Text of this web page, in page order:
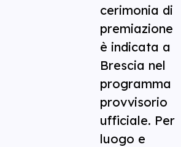
cerimonia di
premiazione
è indicata a
Brescia nel
programma
provvisorio
ufficiale. Per
luogo e